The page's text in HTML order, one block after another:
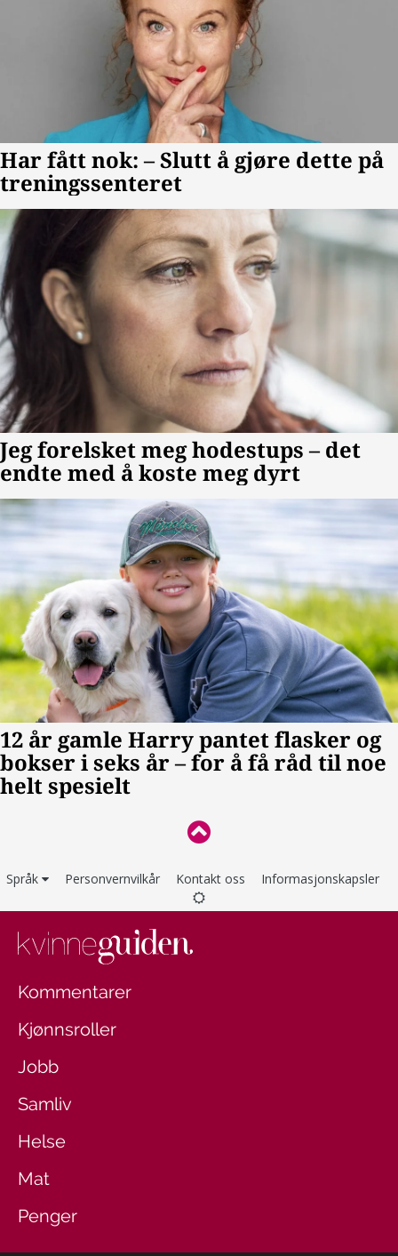
Språk Personvernvilkår Kontakt oss Informasjonskapsler
Kommentarer
Kjønnsroller
Jobb
Samliv
Helse
Mat
Penger